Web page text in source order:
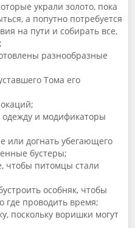
украли золото, пока
а попутно потребуется
на пути и собирать все,
разнообразные
Тома его
одежду и модификаторы
или догнать убегающего
бустеры;
чтобы питомцы стали
особняк, чтобы
где проводить время;
поскольку воришки могут